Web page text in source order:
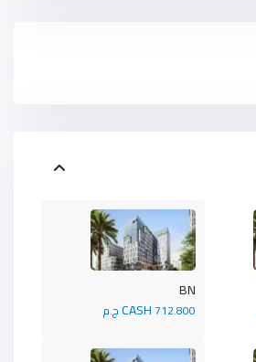
BN
CASH 712.800 ج.م